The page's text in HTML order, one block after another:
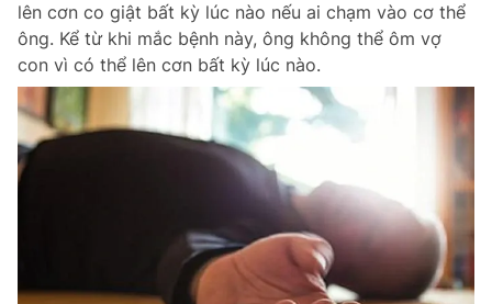
lên cơn co giật bất kỳ lúc nào nếu ai chạm vào cơ thể
ông. Kể từ khi mắc bệnh này, ông không thể ôm vợ
con vì có thể lên cơn bất kỳ lúc nào.